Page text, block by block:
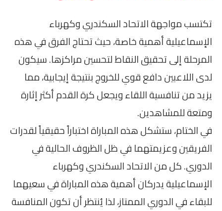
تكتسب مواجهة الاتحاد السكندري وكهرباء
الإسماعيلية أهمية خاصة، حيث تحتاج الفرق في هذه
المرحلة إلى تحقيق النقاط لتحسين مراكزها. سيكون
لدى اللاعبين دافع قوي للخروج بنتيجة إيجابية، مما
يزيد من تنافسية اللقاء ويجعل كرة القدم أكثر إثارة
ومتعة للمشاهدين.
في الختام، ستشكل هذه المباراة اختباراً حقيقياً لقدرات
الفريقين وعزيمتهما في ظل الظروف الحالية في
الدوري. كل من الاتحاد السكندري وكهرباء
الإسماعيلية يدركان أهمية هذه المباراة في سعيهما
للبقاء في الدوري الممتاز، لذا يُنتظر أن تكون المنافسة